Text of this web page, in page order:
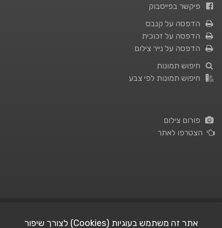
פיקשר בפייסבוק
הדפסה על קנבס
הדפסה על זכוכית
הדפסה על נייר צילום
חיפוש תמונות
חיפוש תמונות לפי צבע
פורום צילום
הצטרפו לאתר
אתר זה משתמש בעוגיות (Cookies) לצורך שיפור